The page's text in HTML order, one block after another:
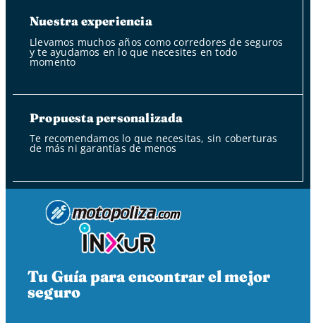
Nuestra experiencia
Llevamos muchos años como corredores de seguros
y te ayudamos en lo que necesites en todo
momento
Propuesta personalizada
Te recomendamos lo que necesitas, sin coberturas
de más ni garantías de menos
Tu Guía para encontrar el mejor
seguro